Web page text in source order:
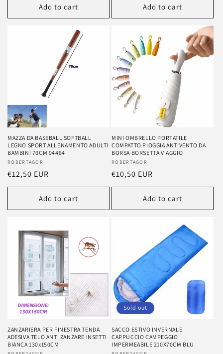
Add to cart Add to cart
MAZZA DA BASEBALL SOFTBALL
LEGNO SPORT ALLENAMENTO ADULTI
BAMBINI 70CM 94484
Vendor:
ROBERTAGOR
Regular
price
€12,50 EUR
Add to cart
MINI OMBRELLO PORTATILE
COMPATTO PIOGGIA ANTIVENTO DA
BORSA BORSETTA VIAGGIO
Vendor:
ROBERTAGOR
Regular
price
€10,50 EUR
Add to cart
ZANZARIERA PER FINESTRA TENDA
ADESIVA TELO ANTI ZANZARE INSETTI
BIANCA 130x150CM
Sold out
SACCO ESTIVO INVERNALE
CAPPUCCIO CAMPEGGIO
IMPERMEABILE 210X70CM BLU